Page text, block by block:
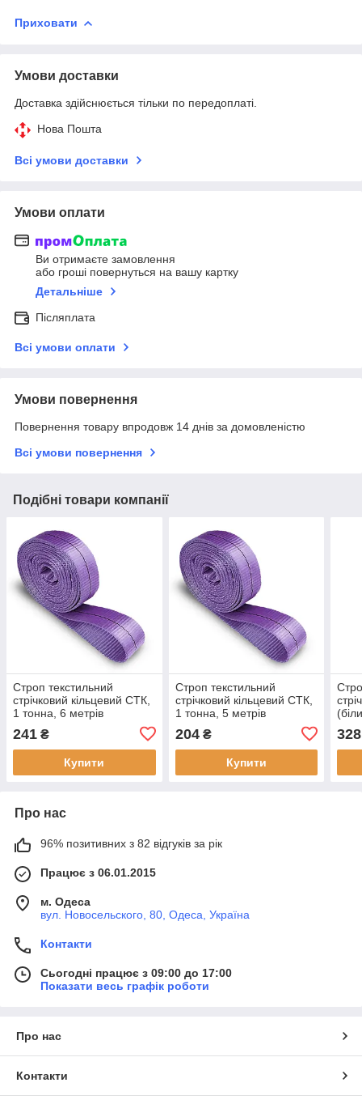
Приховати
Умови доставки
Доставка здійснюється тільки по передоплаті.
Нова Пошта
Всі умови доставки
Умови оплати
Ви отримаєте замовлення
або гроші повернуться на вашу картку
Детальніше
Післяплата
Всі умови оплати
Умови повернення
Повернення товару впродовж 14 днів за домовленістю
Всі умови повернення
Подібні товари компанії
Строп текстильний
стрічковий кільцевий СТК,
1 тонна, 6 метрів
241 ₴
Купити
Строп текстильний
стрічковий кільцевий СТК,
1 тонна, 5 метрів
204₴
Купити
328
Про нас
96% позитивних з 82 відгуків за рік
Працює з 06.01.2015
м. Одеса
вул. Новосельского, 80, Одеса, Україна
Контакти
Сьогодні працює з 09:00 до 17:00
Показати весь графік роботи
Про нас
Контакти